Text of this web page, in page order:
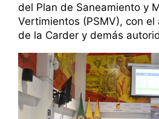
del Plan de Saneamiento y
Vertimientos (PSMV), con
de la Carder y demás